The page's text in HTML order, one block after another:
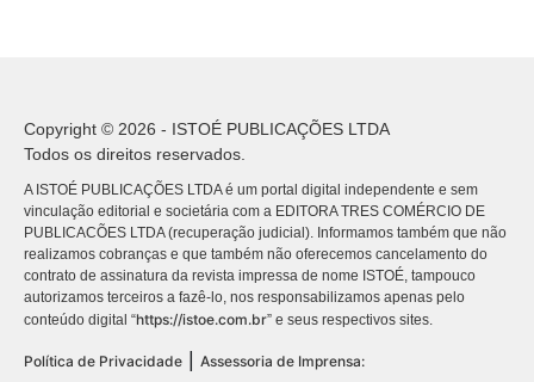
Copyright © 2026 - ISTOÉ PUBLICAÇÕES LTDA
Todos os direitos reservados.
A ISTOÉ PUBLICAÇÕES LTDA é um portal digital independente e sem
vinculação editorial e societária com a EDITORA TRES COMÉRCIO DE
PUBLICACÕES LTDA (recuperação judicial). Informamos também que não
realizamos cobranças e que também não oferecemos cancelamento do
contrato de assinatura da revista impressa de nome ISTOÉ, tampouco
autorizamos terceiros a fazê-lo, nos responsabilizamos apenas pelo
conteúdo digital “https://istoe.com.br” e seus respectivos sites.
Política de Privacidade | Assessoria de Imprensa: